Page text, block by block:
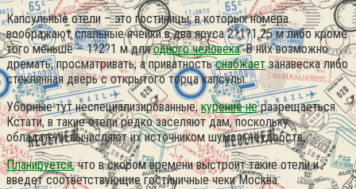
Капсульные отели – это гостиницы, в которых номера
воображают спальные ячейки в два яруса 2?1?1,25 м либо кроме
того меньше – 1?2?1 м дляодного человека. В них возможно
дремать, просматривать, а приватностьснабжаетзанавеска либо
стеклянная дверь с открытого торца капсулы.
Уборные тут неспециализированные,курение неразрещаеться.
Кстати, в такие отели редко заселяют дам, поскольку
обладатели вычисляют их источником шума и неудобств.
Планируется, что в скором времени выстроит такие отели и
введет соответствующие гостиничные чеки Москва.